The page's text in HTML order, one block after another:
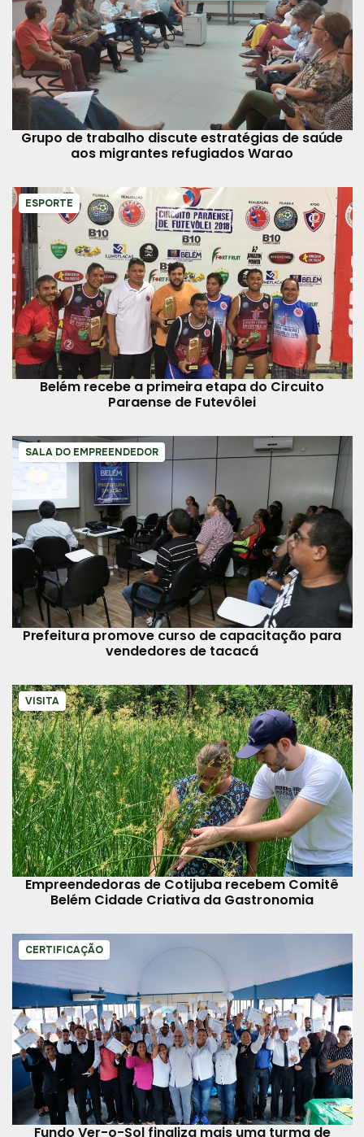
Grupo de trabalho discute estratégias de saúde
aos migrantes refugiados Warao
ESPORTE
Belém recebe a primeira etapa do Circuito
Paraense de Futevôlei
SALA DO EMPREENDEDOR
Prefeitura promove curso de capacitação para
vendedores de tacacá
VISITA
Empreendedoras de Cotijuba recebem Comitê
Belém Cidade Criativa da Gastronomia
CERTIFICAÇÃO
Fundo Ver-o-Sol finaliza mais uma turma de